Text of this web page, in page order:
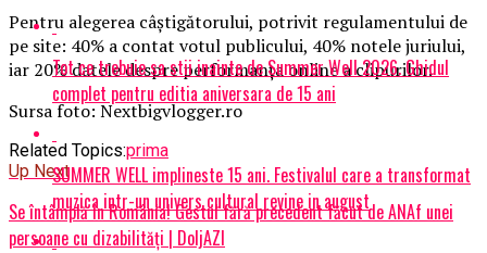
Pentru alegerea câştigătorului, potrivit regulamentului de
pe site: 40% a contat votul publicului, 40% notele juriului,
iar 20% datele despre performanţa online a clipurilor.
Sursa foto: Nextbigvlogger.ro
Related Topics:prima
Up Next
Se întâmplă în România! Gestul fără precedent făcut de ANAf unei
persoane cu dizabilități | DoljAZI
Tot ce trebuie sa stii inainte de Summer Well 2026. Ghidul
complet pentru editia aniversara de 15 ani
SUMMER WELL implineste 15 ani. Festivalul care a transformat
muzica intr-un univers cultural revine in august